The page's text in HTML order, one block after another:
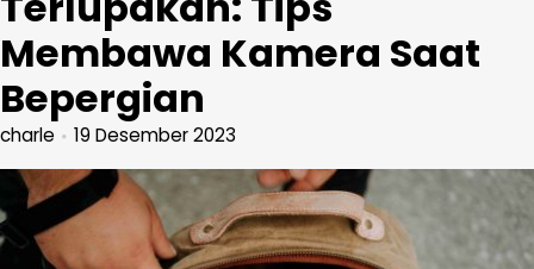
Membawa Kamera Saat
Bepergian
charle 19 Desember 2023